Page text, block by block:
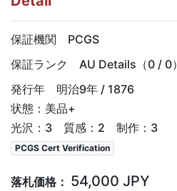
保証機関 PCGS
保証ランク AU Details（0 / 0）
発行年 明治9年 / 1876
状態：美品+
光沢：3 質感：2 制作：3
PCGS Cert Verification
落札価格： 54,000 JPY